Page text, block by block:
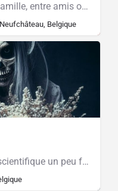
Envie de vous challenger en famille, entre amis ou collègues ?
Belgique
Un laboratoire secret... et un scientifique un peu fou! Bienvenue chez le Professeur Petrov!